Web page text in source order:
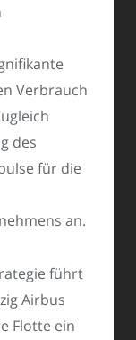
Verbrauch
des
für die
an.
führt
Airbus
Flotte ein